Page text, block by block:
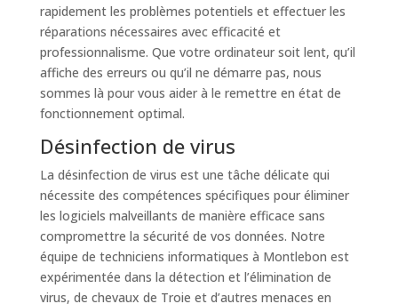
rapidement les problèmes potentiels et effectuer les
réparations nécessaires avec efficacité et
professionnalisme. Que votre ordinateur soit lent, qu’il
affiche des erreurs ou qu’il ne démarre pas, nous
sommes là pour vous aider à le remettre en état de
fonctionnement optimal.
Désinfection de virus
La désinfection de virus est une tâche délicate qui
nécessite des compétences spécifiques pour éliminer
les logiciels malveillants de manière efficace sans
compromettre la sécurité de vos données. Notre
équipe de techniciens informatiques à Montlebon est
expérimentée dans la détection et l’élimination de
virus, de chevaux de Troie et d’autres menaces en